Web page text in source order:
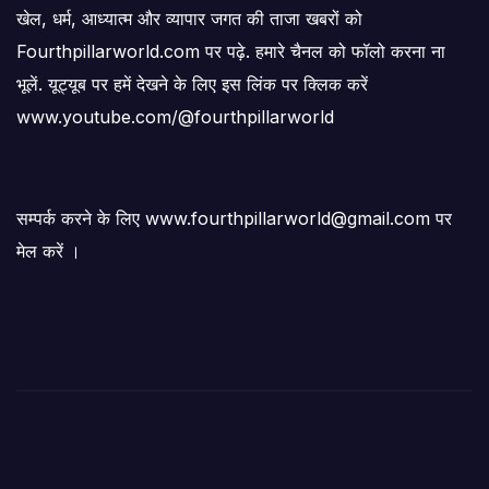
खेल, धर्म, आध्यात्म और व्यापार जगत की ताजा खबरों को
Fourthpillarworld.com पर पढ़े. हमारे चैनल को फॉलो करना ना
भूलें. यूट्यूब पर हमें देखने के लिए इस लिंक पर क्लिक करें
www.youtube.com/@fourthpillarworld
सम्पर्क करने के लिए www.fourthpillarworld@gmail.com पर
मेल करें ।